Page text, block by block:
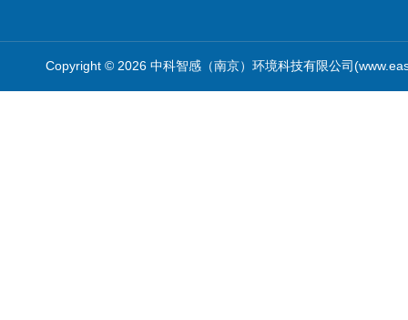
Copyright © 2026 中科智感（南京）环境科技有限公司